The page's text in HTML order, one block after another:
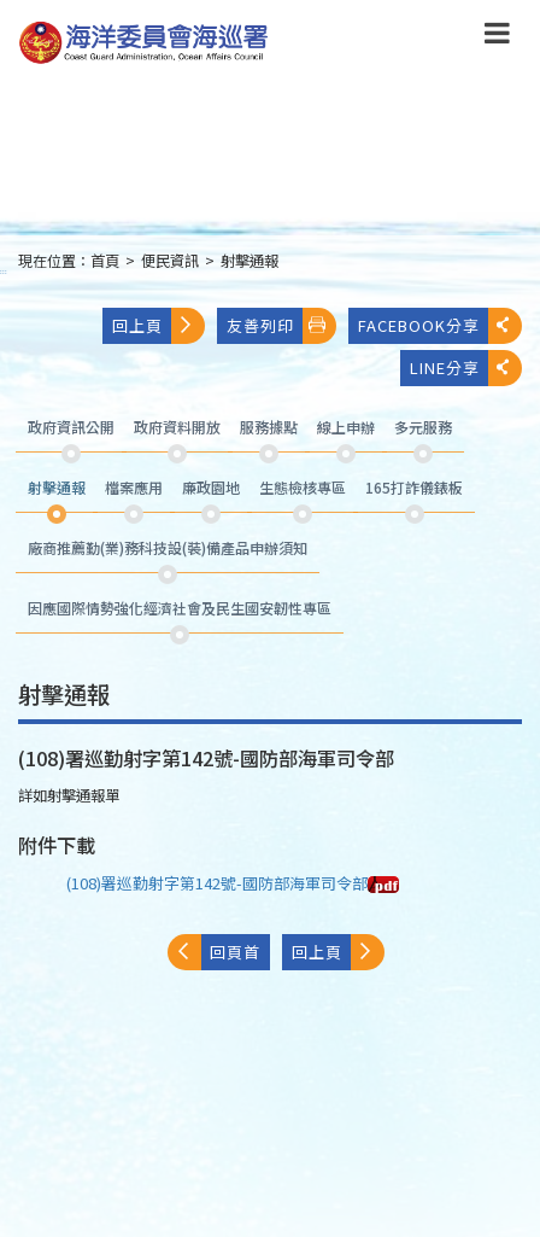
到
主
:::
現在位置： 首頁 > 便民資訊 > 射擊通報
回上頁 友善列印
FACEBOOK分享
LINE分享
政府資訊公開 政府資料開放 服務據點 線上申辦 多元服務
射擊通報 檔案應用 廉政園地 生態檢核專區 165打詐儀錶板
廠商推薦勤(業)務科技設(裝)備產品申辦須知
因應國際情勢強化經濟社會及民生國安韌性專區
射擊通報
(108)署巡勤射字第142號-國防部海軍司令部
詳如射擊通報單
附件下載
(108)署巡勤射字第142號-國防部海軍司令部
回頁首 回上頁